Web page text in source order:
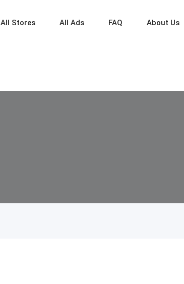
About Us
FAQ
All Ads
All Stores